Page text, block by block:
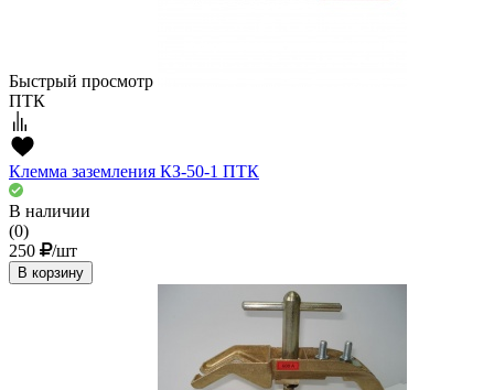
Быстрый просмотр
ПТК
Клемма заземления КЗ-50-1 ПТК
В наличии
(0)
250
/шт
В корзину